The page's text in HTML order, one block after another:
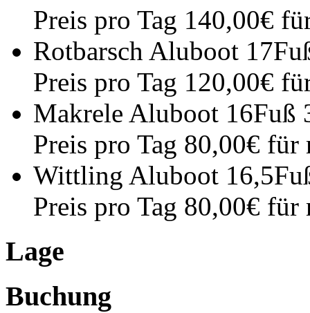
Preis pro Tag 140,00€
Rotbarsch Aluboot
Preis pro Tag 120,00€
Makrele Aluboot 16Fuß
Preis pro Tag 80,00€ für
Wittling Aluboot
Preis pro Tag 80,00€
Lage
Buchung